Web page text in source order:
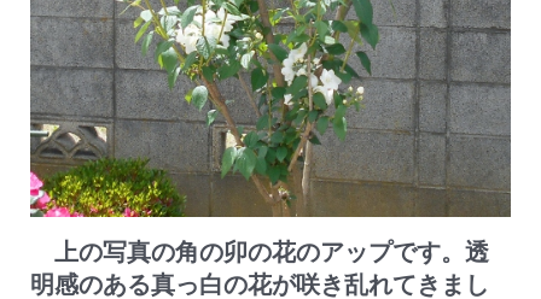
上の写真の角の卯の花のアップです。透
明感のある真っ白の花が咲き乱れてきまし